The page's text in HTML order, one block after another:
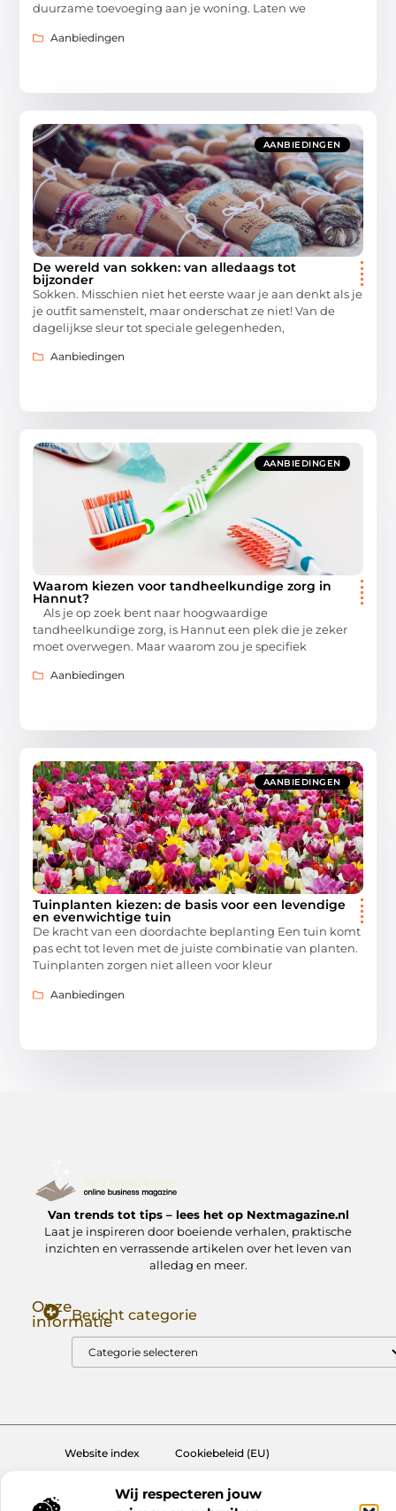
Wij respecteren jouw
duurzame toevoeging aan je woning. Laten we
Aanbiedingen
AANBIEDINGEN
De wereld van sokken: van alledaags tot
bijzonder
Sokken. Misschien niet het eerste waar je aan denkt als je
je outfit samenstelt, maar onderschat ze niet! Van de
dagelijkse sleur tot speciale gelegenheden,
Aanbiedingen
AANBIEDINGEN
Waarom kiezen voor tandheelkundige zorg in
Hannut?
Als je op zoek bent naar hoogwaardige
tandheelkundige zorg, is Hannut een plek die je zeker
moet overwegen. Maar waarom zou je specifiek
Aanbiedingen
AANBIEDINGEN
Tuinplanten kiezen: de basis voor een levendige
en evenwichtige tuin
De kracht van een doordachte beplanting Een tuin komt
pas echt tot leven met de juiste combinatie van planten.
Tuinplanten zorgen niet alleen voor kleur
Aanbiedingen
Van trends tot tips – lees het op Nextmagazine.nl
Laat je inspireren door boeiende verhalen, praktische
inzichten en verrassende artikelen over het leven van
alledag en meer.
Onze
informatieBericht categorie
Website index
Cookiebeleid (EU)